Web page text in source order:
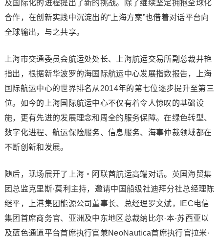
及国际化的进程提出了新的挑战。除了继续坚定拥抱全球化
合作，在创新实践中沉淀出的“上海方案”也借着对话平台向
全球输出，与之共享。
上海市交通委员会航运处处长、上海航运交易所副总裁井艳
指出，根据新华波罗的海国际航运中心发展指数报告，上海
国际航运中心的世界排名从2014年的第七位逐步提升至第三
位。如今的上海国际航运中心不仅有着令人惊叹的基础设
施，更有先进的发展理念和周全的服务保障。在绿色转型、
数字化进程、航运保险服务、信息服务、海事仲裁领域都在
不断创新和发展。
随后，现场展开了上海・阿联酋航运高端对话。英国海贸集
团总监克里斯·莫利主持，邀请中国船级社迪拜分社总经理陈
继平，上港集团能源公司董事长、总经理罗文斌，IEC电信
集团首席商务官、亚洲及中东地区总裁纳比尔·本·苏西亚以
及蓝色通道平台首席执行官兼NeoNautica首席执行官拉米·